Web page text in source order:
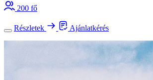
200 fő
Részletek Ajánlatkérés